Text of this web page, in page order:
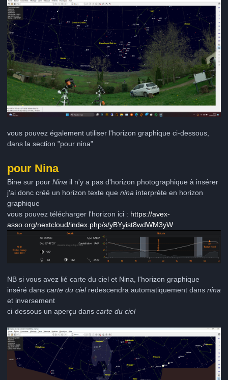
vous pouvez également utiliser l'horizon graphique ci-dessous,
dans la section "pour nina"
pour Nina
Bine sur pour Nina il n'y a pas d'horizon photographique à insérer
j'ai donc créé un horizon texte que nina interprète en horizon
graphique
vous pouvez télécharger l'horizon ici : https://avex-
asso.org/nextcloud/index.php/s/yBYyist8wdWM3yW
NB si vous avez lié carte du ciel et Nina, l'horizon graphique
inséré dans carte du cielredescendra automatiquement dans nina
et inversement
ci-dessous un aperçu dans carte du ciel